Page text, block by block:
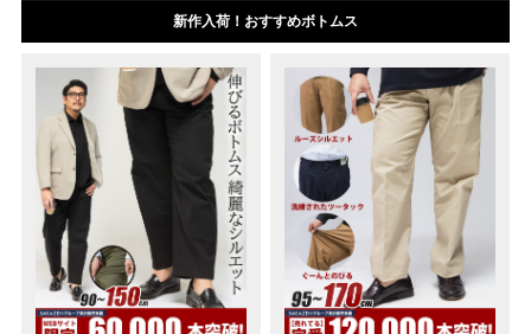
新作入荷！おすすめボトムス